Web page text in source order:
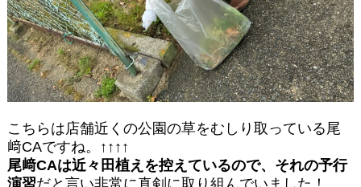
こちらは店舗近くの公園の草をむしり取っている尾
﨑CAですね。↑↑↑↑
尾﨑CAは近々田植えを控えているので、それの予行
演習だと言い非常に真剣に取り組んでいました！